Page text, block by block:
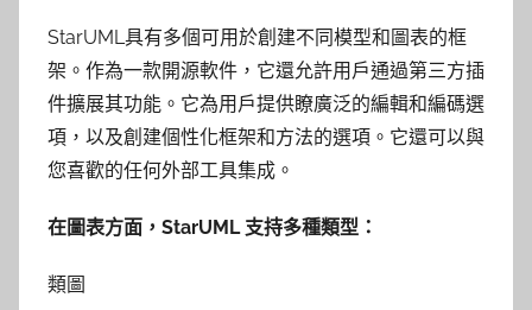
StarUML具有多個可用於創建不同模型和圖表的框
架。作為一款開源軟件，它還允許用戶通過第三方插
件擴展其功能。它為用戶提供瞭廣泛的編輯和編碼選
項，以及創建個性化框架和方法的選項。它還可以與
您喜歡的任何外部工具集成。
在圖表方面，StarUML 支持多種類型：
類圖